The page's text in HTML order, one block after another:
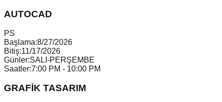
AUTOCAD
PS
Başlama:8/27/2026
Bitiş:11/17/2026
Günler:SALI-PERŞEMBE
Saatler:7:00 PM - 10:00 PM
GRAFİK TASARIM